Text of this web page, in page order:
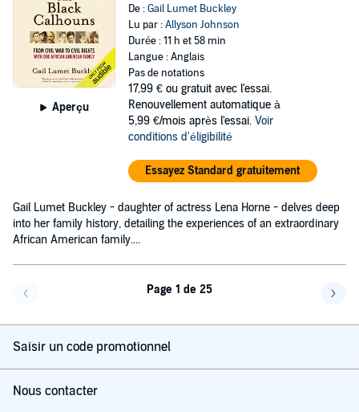
Aperçu
De :Gail Lumet Buckley
Lu par :Allyson Johnson
Durée : 11 h et 58 min
Langue : Anglais
Pas de notations
17,99 € ou gratuit avec l'essai.
Renouvellement automatique à
5,99 €/mois après l'essai. Voir
conditions d'éligibilité
Essayez Standard gratuitement
Gail Lumet Buckley - daughter of actress Lena Horne - delves deep
into her family history, detailing the experiences of an extraordinary
African American family....
Page 1 de 25
Saisir un code promotionnel
Nous contacter